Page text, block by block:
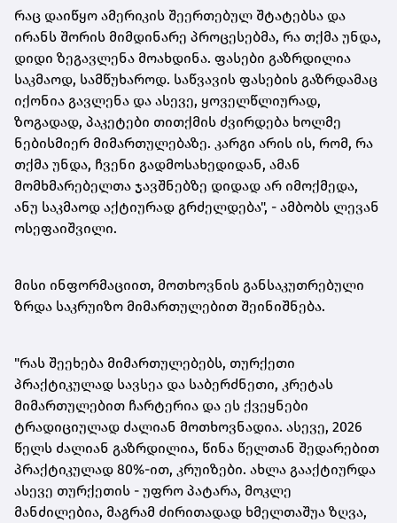
რაც დაიწყო ამერიკის შეერთებულ შტატებსა და
ირანს შორის მიმდინარე პროცესებმა, რა თქმა უნდა,
დიდი ზეგავლენა მოახდინა. ფასები გაზრდილია
საკმაოდ, სამწუხაროდ. საწვავის ფასების გაზრდამაც
იქონია გავლენა და ასევე, ყოველწლიურად,
ზოგადად, პაკეტები თითქმის ძვირდება ხოლმე
ნებისმიერ მიმართულებაზე. კარგი არის ის, რომ, რა
თქმა უნდა, ჩვენი გადმოსახედიდან, ამან
მომხმარებელთა ჯავშნებზე დიდად არ იმოქმედა,
ანუ საკმაოდ აქტიურად გრძელდება", - ამბობს ლევან
ოსეფაიშვილი.
მისი ინფორმაციით, მოთხოვნის განსაკუთრებული
ზრდა საკრუიზო მიმართულებით შეინიშნება.
"რას შეეხება მიმართულებებს, თურქეთი
პრაქტიკულად სავსეა და საბერძნეთი, კრეტას
მიმართულებით ჩარტერია და ეს ქვეყნები
ტრადიციულად ძალიან მოთხოვნადია. ასევე, 2026
წელს ძალიან გაზრდილია, წინა წელთან შედარებით
პრაქტიკულად 80%-ით, კრუიზები. ახლა გააქტიურდა
ასევე თურქეთის - უფრო პატარა, მოკლე
მანძილებია, მაგრამ ძირითადად ხმელთაშუა ზღვა,